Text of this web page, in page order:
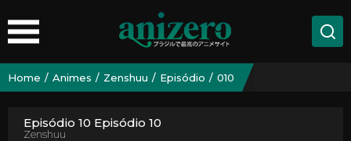
Home Animes Zenshuu Episódio 010
Episódio 10 Episódio 10
Zenshuu